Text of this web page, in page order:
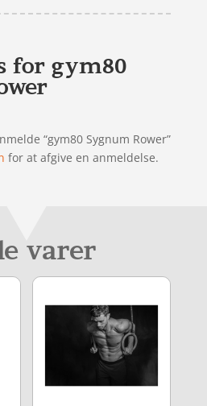
for gym80
“gym80 Sygnum Rower”
for at afgive en anmeldelse.
varer